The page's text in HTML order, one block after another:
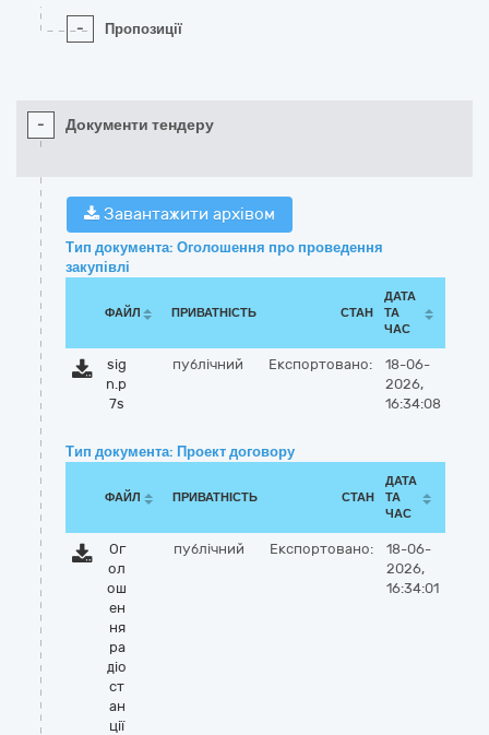
- Пропозиції
- Документи тендеру
Завантажити архівом
Тип документа: Оголошення про проведення
закупівлі
ФАЙЛ ПРИВАТНІСТЬ СТАН
ДАТА
ТА
ЧАС
sig
n.p
7s
публічний Експортовано:
18-06-
2026,
16:34:08
Тип документа: Проект договору
ФАЙЛ ПРИВАТНІСТЬ СТАН
ДАТА
ТА
ЧАС
Ог
ол
ош
ен
ня
ра
діо
ст
ан
ції
публічний Експортовано:
18-06-
2026,
16:34:01